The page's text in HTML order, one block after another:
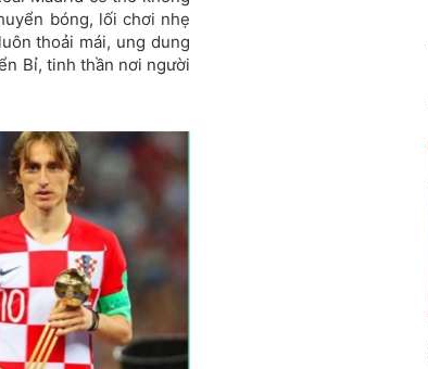
bóng, lối chơi nhẹ
thoải mái, ung dung
Bỉ, tinh thần nơi người